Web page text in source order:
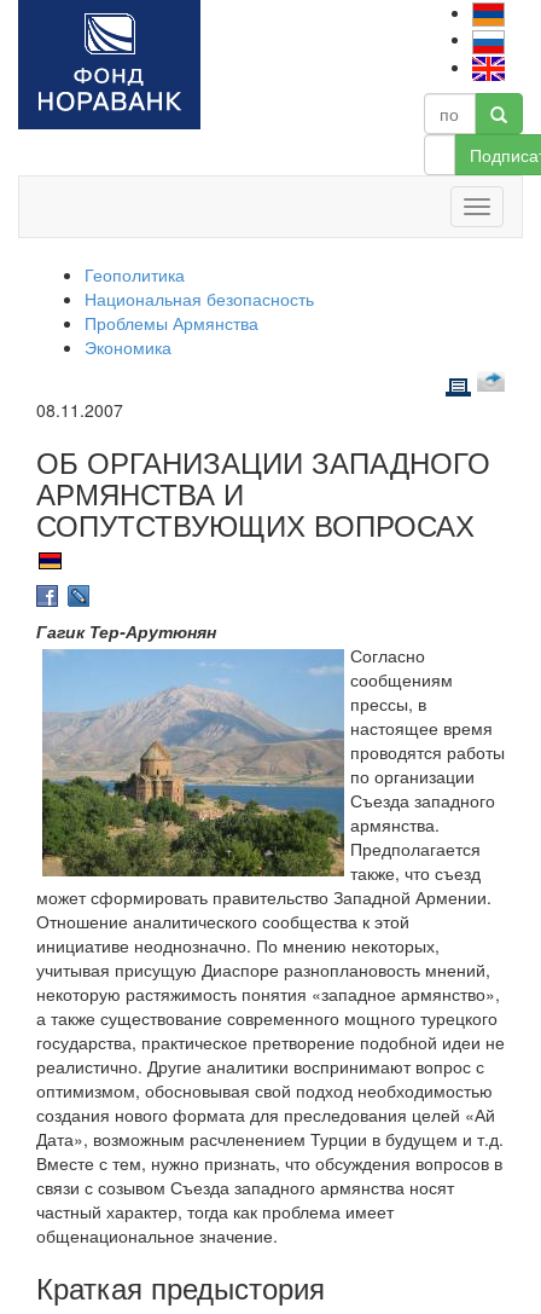
Геополитика
Национальная безопасность
Проблемы Армянства
Экономика
08.11.2007
ОБ ОРГАНИЗАЦИИ ЗАПАДНОГО
АРМЯНСТВА И
СОПУТСТВУЮЩИХ ВОПРОСАХ
Гагик Тер-Арутюнян
Согласно
сообщениям
прессы, в
настоящее время
проводятся работы
по организации
Съезда западного
армянства.
Предполагается
также, что съезд
может сформировать правительство Западной Армении.
Отношение аналитического сообщества к этой
инициативе неоднозначно. По мнению некоторых,
учитывая присущую Диаспоре разноплановость мнений,
некоторую растяжимость понятия «западное армянство»,
а также существование современного мощного турецкого
государства, практическое претворение подобной идеи не
реалистично. Другие аналитики воспринимают вопрос с
оптимизмом, обосновывая свой подход необходимостью
создания нового формата для преследования целей «Ай
Дата», возможным расчленением Турции в будущем и т.д.
Вместе с тем, нужно признать, что обсуждения вопросов в
связи с созывом Съезда западного армянства носят
частный характер, тогда как проблема имеет
общенациональное значение.
Краткая предыстория